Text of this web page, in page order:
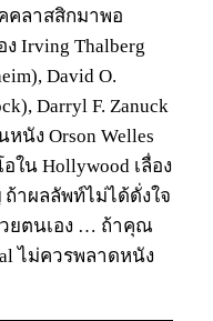
คลาสสิกมาพอ
Irving Thalberg
David O.
Darryl F. Zanuck
นัง Orson Welles
ใน Hollywood เลื่อง
าผลลัพท์ไม่ได้ดั่งใจ
ยตนเอง … ถ้าคุณ
ไม่ควรพลาดหนัง